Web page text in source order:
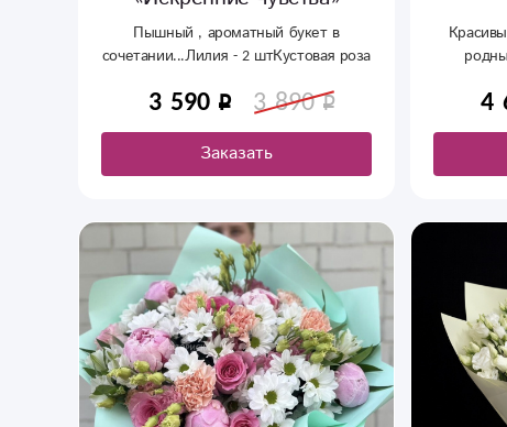
Пышный , ароматный букет в
сочетании...Лилия - 2 штКустовая роза
Альстромерия - 3 шт Оформление
3 590 3 890
Заказать
4